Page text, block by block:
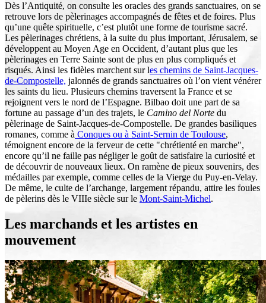
Dès l’Antiquité, on consulte les oracles des grands sanctuaires, on se
retrouve lors de pèlerinages accompagnés de fêtes et de foires. Plus
qu’une quête spirituelle, c’est plutôt une forme de tourisme sacré.
Les pèlerinages chrétiens, à la suite du plus important, Jérusalem, se
développent au Moyen Age en Occident, d’autant plus que les
pèlerinages en Terre Sainte sont de plus en plus compliqués et
risqués. Ainsi les fidèles marchent sur les chemins de Saint-Jacques-
de-Compostelle, jalonnés de grands sanctuaires où l’on vient vénérer
les saints du lieu. Plusieurs chemins traversent la France et se
rejoignent vers le nord de l’Espagne. Bilbao doit une part de sa
fortune au passage d’un des trajets, le Camino del Norte du
pèlerinage de Saint-Jacques-de-Compostelle. De grandes basiliques
romanes, comme à Conques ou à Saint-Sernin de Toulouse,
témoignent encore de la ferveur de cette "chrétienté en marche",
encore qu’il ne faille pas négliger le goût de satisfaire la curiosité et
de découvrir de nouveaux lieux. On ramène de pieux souvenirs, des
médailles par exemple, comme celles de la Vierge du Puy-en-Velay.
De même, le culte de l’archange, largement répandu, attire les foules
de pèlerins dès le VIIIe siècle sur le Mont-Saint-Michel.
Les marchands et les artistes en
mouvement